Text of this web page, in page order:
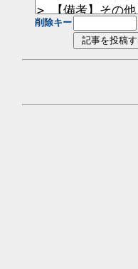
削除キー